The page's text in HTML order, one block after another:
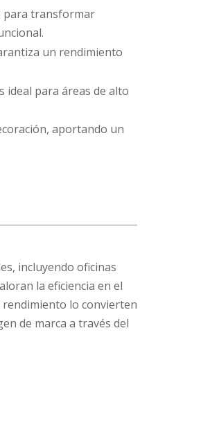
para transformar
un rendimiento
ideal para áreas de alto
aportando un
incluyendo oficinas
la eficiencia en el
rendimiento lo convierten
de marca a través del